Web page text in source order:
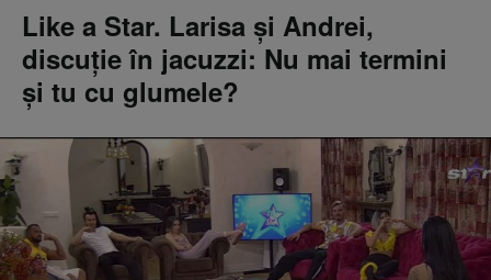
Like a Star. Larisa și Andrei,
discuție în jacuzzi: Nu mai termini
și tu cu glumele?